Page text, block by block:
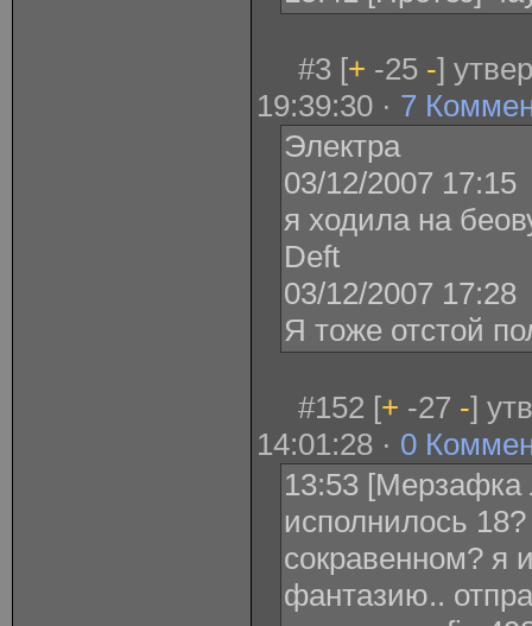
#3 [+ -25 -]
19:39:30 · 7
Электра
03/12/2007 17:15
я ходила на
Deft
03/12/2007 17:28
Я тоже отстой
#152 [+ -27 -]
14:01:28 · 0
13:53 [Мерзафка
исполнилось
сокравенном?
фантазию..